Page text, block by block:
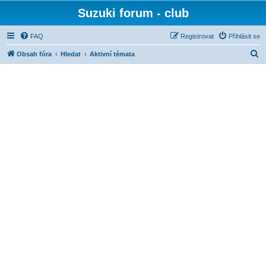
Suzuki forum - club
FAQ Přihlásit se
Registrovat
Obsah fóra Hledat Aktivní témata